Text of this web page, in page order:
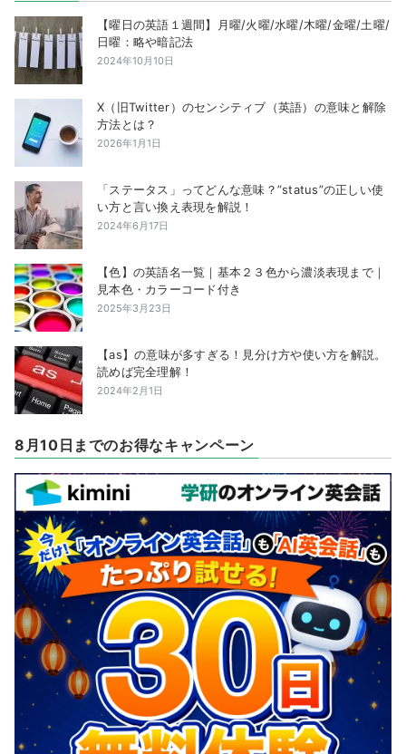
【曜日の英語１週間】月曜/火曜/水曜/木曜/金曜/土曜/
日曜：略や暗記法
2024年10月10日
X（旧Twitter）のセンシティブ（英語）の意味と解除
方法とは？
2026年1月1日
「ステータス」ってどんな意味？”status”の正しい使
い方と言い換え表現を解説！
2024年6月17日
【色】の英語名一覧｜基本２３色から濃淡表現まで｜
見本色・カラーコード付き
2025年3月23日
【as】の意味が多すぎる！見分け方や使い方を解説。
読めば完全理解！
2024年2月1日
8月10日までのお得なキャンペーン